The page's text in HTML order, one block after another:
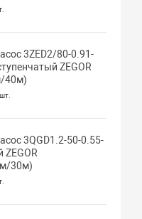
3ZED2/80-0.91-
ZEGOR
40м)
3QGD1.2-50-0.55-
30м)